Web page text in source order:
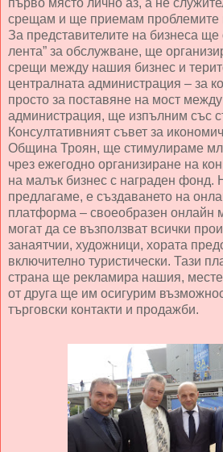
първо място лично аз, а не
срещам и ще приемам проблемите
За представителите на бизнеса ще
лента” за обслужване, ще
срещи между нашия бизнес и
централната администрация – за
просто за поставяне на мост
администрация, ще изпълним със
Консултативният съвет за
Община Троян, ще стимулираме
чрез ежегодно организиране на
на малък бизнес с награден фонд.
предлагаме, е създаването на
платформа – своеобразен онлайн
могат да се възползват всички
занаятчии, художници, хората
включително туристически. Тази
страна ще рекламира нашия,
от друга ще им осигурим
търговски контакти и продажби.